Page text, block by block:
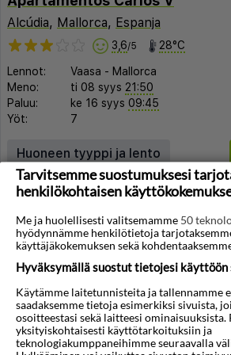
Alcúdia, Mallorca, Espanja
3,6/5 28°C
Lennot: Vaasa - Mallorca
Meno:
ti 08 syys 21:50
Paluu:
ke 16 syys 09:45
Yöt:
7
Huoneen tyyppi ja lento
◀︎
Tarvitsemme suostumuksesi
henkilökohtaisen
Me ja huolellisesti valitsemamme 50
hyödynnämme henkilötietoja
käyttäjäkokemuksen sekä
Hyväksymällä suostut tietojesi käyttöön
Käytämme laitetunnisteita ja tallennamme
saadaksemme tietoja esimerkiksi sivuista,
osoitteestasi sekä laitteesi ominaisuuksista.
yksityiskohtaisesti käyttötarkoituksiin ja
teknologiakumppaneihimme seuraavalla